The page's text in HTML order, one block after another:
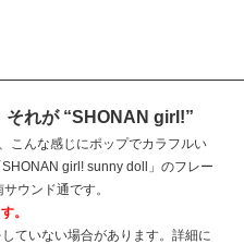
それが “SHONAN girl!”
こんな感じにポップでカラフルい
girl! sunny doll」のフレー
ウンド通です。
。
ていない場合があります。詳細に